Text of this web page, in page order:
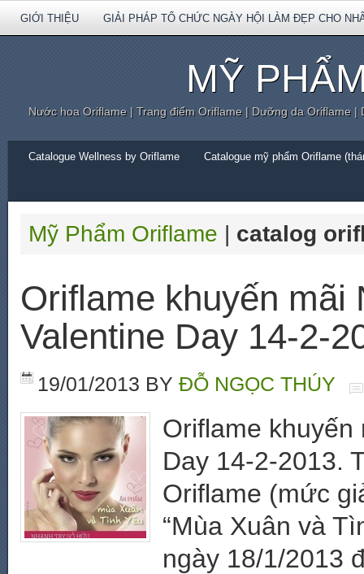
GIỚI THIỆU GIẢI PHÁP TỔ CHỨC NGÀY HỘI LÀM ĐẸP CHO
MỸ
Nước hoa Oriflame | Trang điểm Oriflame | Dưỡng da Oriflame
Catalogue Wellness by Oriflame Catalogue mỹ phẩm Oriflame
Mỹ Phẩm Oriflame | catalog
Oriflame khuyến mãi
Valentine Day 14-2-
19/01/2013 BY ĐỖ NGỌC THÚY
Oriflame khuyến
Day 14-2-2013.
Oriflame (mức
“Mùa Xuân và
ngày 18/1/2013